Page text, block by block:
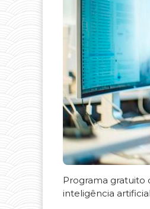
Programa gratuito
inteligência